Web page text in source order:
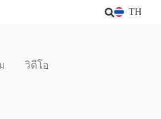
TH
วิดีโอ